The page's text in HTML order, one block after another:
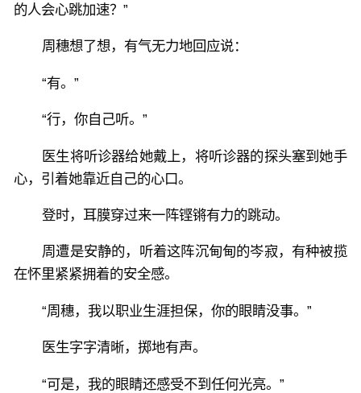
的人会心跳加速？”
周穗想了想，有气无力地回应说：
“有。”
“行，你自己听。”
医生将听诊器给她戴上，将听诊器的探头塞到她手
心，引着她靠近自己的心口。
登时，耳膜穿过来一阵铿锵有力的跳动。
周遭是安静的，听着这阵沉甸甸的岑寂，有种被揽
在怀里紧紧拥着的安全感。
“周穗，我以职业生涯担保，你的眼睛没事。”
医生字字清晰，掷地有声。
“可是，我的眼睛还感受不到任何光亮。”